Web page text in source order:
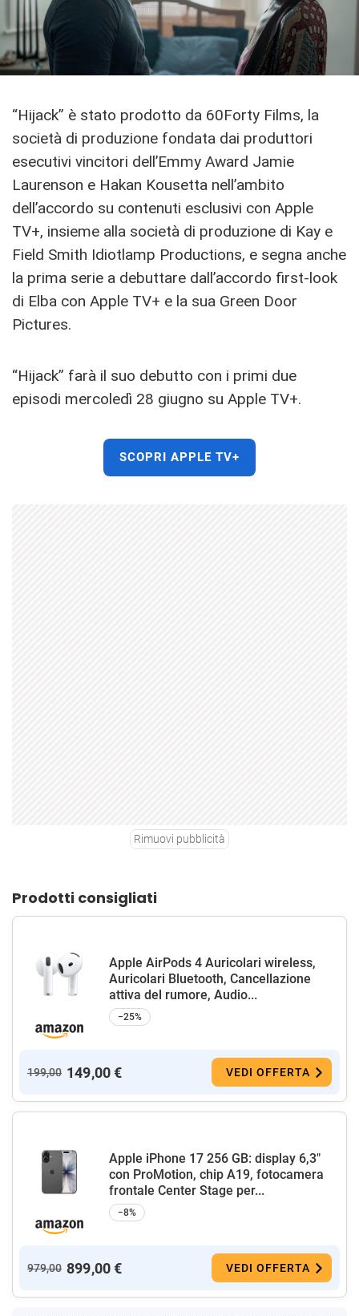
“Hijack” è stato prodotto da 60Forty Films, la
società di produzione fondata dai produttori
esecutivi vincitori dell’Emmy Award Jamie
Laurenson e Hakan Kousetta nell’ambito
dell’accordo su contenuti esclusivi con Apple
TV+, insieme alla società di produzione di Kay e
Field Smith Idiotlamp Productions, e segna anche
la prima serie a debuttare dall’accordo first-look
di Elba con Apple TV+ e la sua Green Door
Pictures.
“Hijack” farà il suo debutto con i primi due
episodi mercoledì 28 giugno su Apple TV+.
SCOPRI APPLE TV+
Rimuovi pubblicità
Prodotti consigliati
Apple AirPods 4 Auricolari wireless,
Auricolari Bluetooth, Cancellazione
attiva del rumore, Audio...
−25%
199,00 149,00 € VEDI OFFERTA
Apple iPhone 17 256 GB: display 6,3"
con ProMotion, chip A19, fotocamera
frontale Center Stage per...
−8%
979,00 899,00 € VEDI OFFERTA